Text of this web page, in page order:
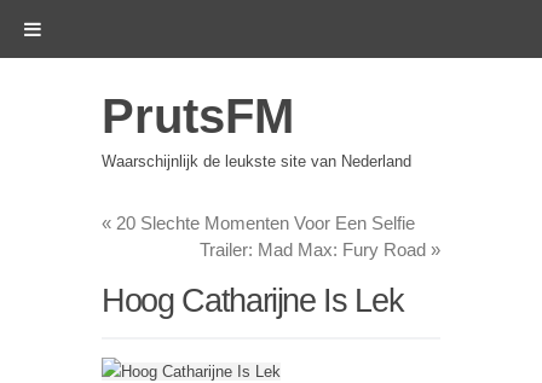
PrutsFM
Waarschijnlijk de leukste site van Nederland
« 20 Slechte Momenten Voor Een Selfie
Trailer: Mad Max: Fury Road »
Hoog Catharijne Is Lek